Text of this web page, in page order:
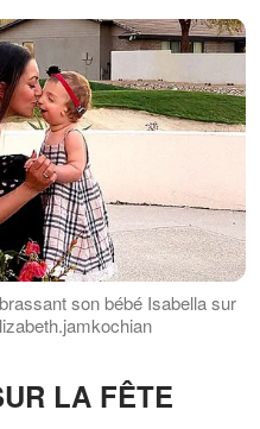
son bébé Isabella sur
LA FÊTE